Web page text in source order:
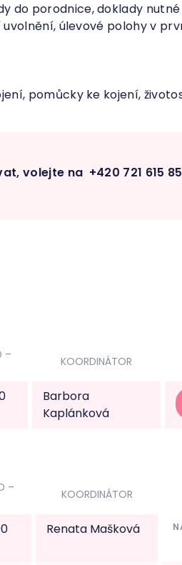
do porodnice, doklady
úlevové polohy v
pomůcky ke kojení,
volejte na +420 721 615
–
KOORDINÁTOR
Barbora
Kaplánková
–
KOORDINÁTOR
Renata Mašková